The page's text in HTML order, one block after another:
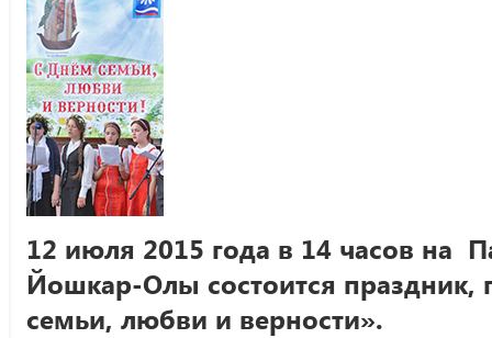
12 июля 2015 года в 14 часов на
Йошкар-Олы состоится
семьи, любви и верности».